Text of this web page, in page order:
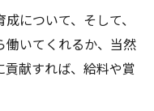
について、そして、
働いてくれるか、当然
献すれば、給料や賞